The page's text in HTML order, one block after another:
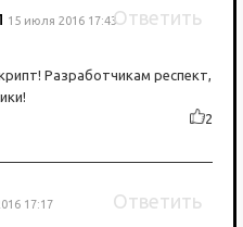
15 июля 2016 17:43
Разработчикам респект,
2
Ответить
17:17 Ответить